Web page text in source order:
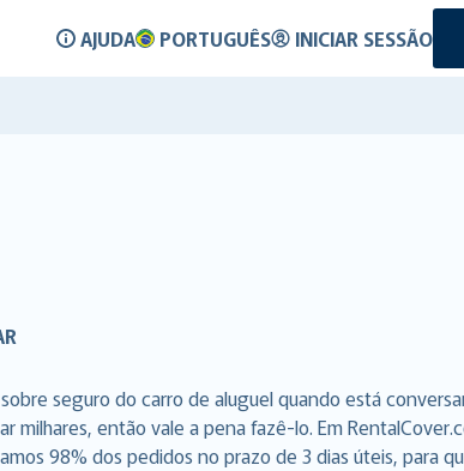
AJUDA PORTUGUÊS INICIAR SESSÃO
seguro do carro de aluguel quando está
então vale a pena fazê-lo. Em
98% dos pedidos no prazo de 3 dias úteis, para